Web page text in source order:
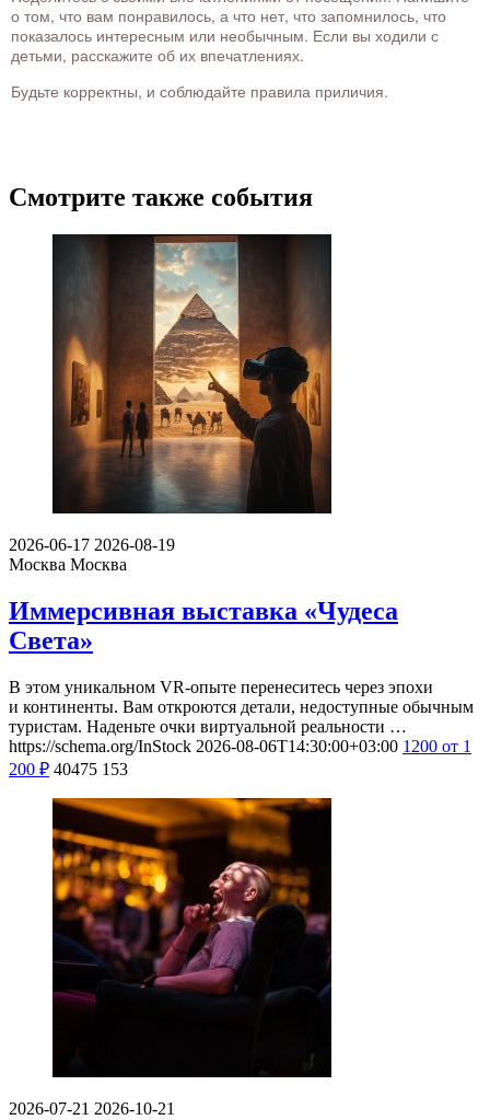
о том, что вам понравилось, а что нет, что запомнилось, что
показалось интересным или необычным. Если вы ходили с
детьми, расскажите об их впечатлениях.
Будьте корректны, и соблюдайте правила приличия.
Смотрите также события
2026-06-17 2026-08-19
Москва Москва
Иммерсивная выставка «Чудеса
Света»
В этом уникальном VR-опыте перенеситесь через эпохи
и континенты. Вам откроются детали, недоступные обычным
туристам. Наденьте очки виртуальной реальности …
https://schema.org/InStock 2026-08-06T14:30:00+03:00 1200 от 1
200 ₽ 40475 153
2026-07-21 2026-10-21